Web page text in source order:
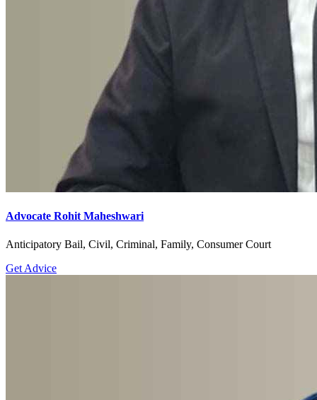
Advocate Rohit Maheshwari
Anticipatory Bail, Civil, Criminal, Family, Consumer Court
Get Advice